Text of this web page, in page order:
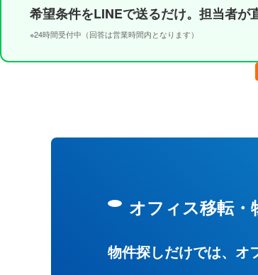
希望条件をLINEで送るだけ。担当者が
※24時間受付中（回答は営業時間内となります）
オフィス移転
物件探しだけでは、オ